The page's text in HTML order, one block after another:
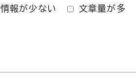
情報が少ない
文章量が多